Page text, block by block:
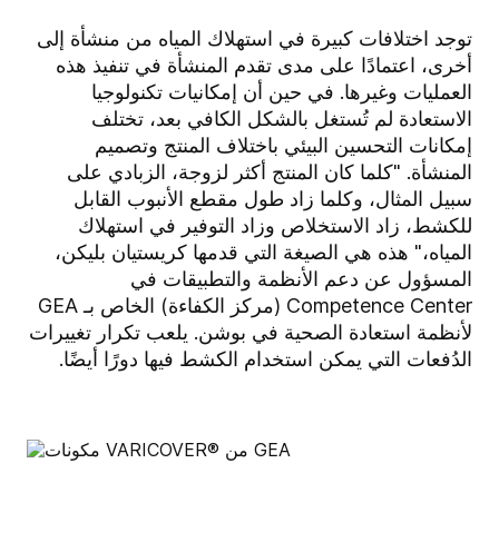
توجد اختلافات كبيرة في استهلاك المياه من منشأة إلى
أخرى، اعتمادًا على مدى تقدم المنشأة في تنفيذ هذه
العمليات وغيرها. في حين أن إمكانيات تكنولوجيا
الاستعادة لم تُستغل بالشكل الكافي بعد، تختلف
إمكانات التحسين البيئي باختلاف المنتج وتصميم
المنشأة. "كلما كان المنتج أكثر لزوجة، الزبادي على
سبيل المثال، وكلما زاد طول مقطع الأنبوب القابل
للكشط، زاد الاستخلاص وزاد التوفير في استهلاك
المياه،" هذه هي الصيغة التي قدمها كريستيان بليكن،
المسؤول عن دعم الأنظمة والتطبيقات في
Competence Center (مركز الكفاءة) الخاص بـ GEA
لأنظمة استعادة الصحية في بوشن. يلعب تكرار تغييرات
الدُفعات التي يمكن استخدام الكشط فيها دورًا أيضًا.